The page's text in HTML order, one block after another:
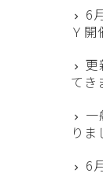
6
Ｙ開
更
てき
りま
6